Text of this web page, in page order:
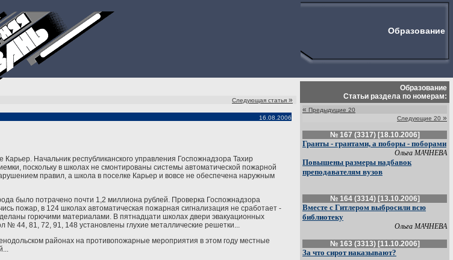
Образование
Следующая статья »
16.08.2006
Начальник республиканского управления Госпожнадзора Тахир
поскольку в школах не смонтированы системы автоматической пожарной
правил, а школа в поселке Карьер и вовсе не обеспечена наружным
было потрачено почти 1,2 миллиона рублей. Проверка Госпожнадзора
пожар, в 124 школах автоматическая пожарная сигнализация не сработает -
горючими материалами. В пятнадцати школах двери эвакуационных
№ 44, 81, 72, 91, 148 установлены глухие металлические решетки...
районах на противопожарные мероприятия в этом году местные
Образование
Статьи раздела по номерам:
« Предыдущие 20
Следующие 20 »
№ 167 (3317) [18.10.2006]
Гранты - грантами, а поборы - поборами
Ольга МАЧНЕВА
Повышены размеры надбавок
преподавателям вузов
№ 164 (3314) [13.10.2006]
Вместе с Гитлером выбросили всю
библиотеку
Ольга МАЧНЕВА
№ 163 (3313) [11.10.2006]
За что сирот наказывают?